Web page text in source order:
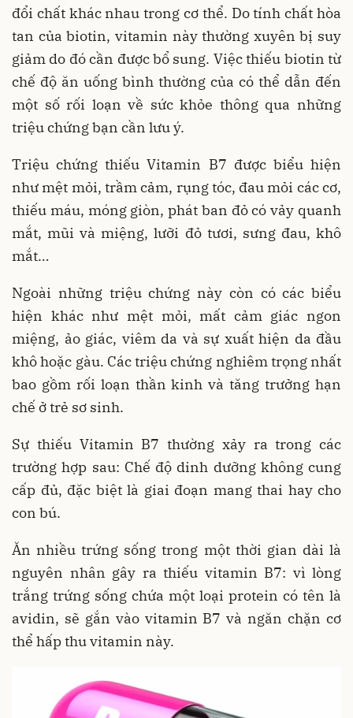
đổi chất khác nhau trong cơ thể. Do tính chất hòa
tan của biotin, vitamin này thường xuyên bị suy
giảm do đó cần được bổ sung. Việc thiếu biotin từ
chế độ ăn uống bình thường của có thể dẫn đến
một số rối loạn về sức khỏe thông qua những
triệu chứng bạn cần lưu ý.
Triệu chứng thiếu Vitamin B7 được biểu hiện
như mệt mỏi, trầm cảm, rụng tóc, đau mỏi các cơ,
thiếu máu, móng giòn, phát ban đỏ có vảy quanh
mắt, mũi và miệng, lưỡi đỏ tươi, sưng đau, khô
mắt…
Ngoài những triệu chứng này còn có các biểu
hiện khác như mệt mỏi, mất cảm giác ngon
miệng, ảo giác, viêm da và sự xuất hiện da đầu
khô hoặc gàu. Các triệu chứng nghiêm trọng nhất
bao gồm rối loạn thần kinh và tăng trưởng hạn
chế ở trẻ sơ sinh.
Sự thiếu Vitamin B7 thường xảy ra trong các
trường hợp sau: Chế độ dinh dưỡng không cung
cấp đủ, đặc biệt là giai đoạn mang thai hay cho
con bú.
Ăn nhiều trứng sống trong một thời gian dài là
nguyên nhân gây ra thiếu vitamin B7: vì lòng
trắng trứng sống chứa một loại protein có tên là
avidin, sẽ gắn vào vitamin B7 và ngăn chặn cơ
thể hấp thu vitamin này.